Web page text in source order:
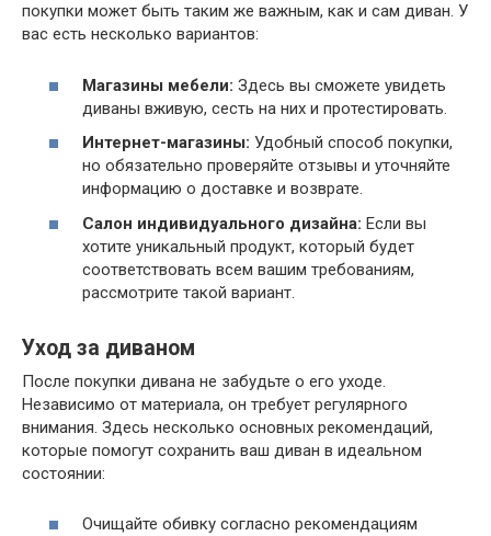
покупки может быть таким же важным, как и сам диван. У
вас есть несколько вариантов:
Магазины мебели: Здесь вы сможете увидеть
диваны вживую, сесть на них и протестировать.
Интернет-магазины: Удобный способ покупки,
но обязательно проверяйте отзывы и уточняйте
информацию о доставке и возврате.
Салон индивидуального дизайна: Если вы
хотите уникальный продукт, который будет
соответствовать всем вашим требованиям,
рассмотрите такой вариант.
Уход за диваном
После покупки дивана не забудьте о его уходе.
Независимо от материала, он требует регулярного
внимания. Здесь несколько основных рекомендаций,
которые помогут сохранить ваш диван в идеальном
состоянии:
Очищайте обивку согласно рекомендациям